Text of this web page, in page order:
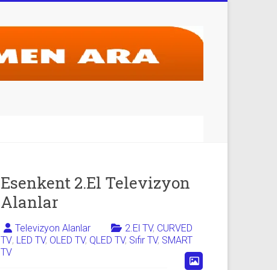
Esenkent 2.El Televizyon
Alanlar
Televizyon Alanlar 2.El TV, CURVED
TV, LED TV, OLED TV, QLED TV, Sıfır TV, SMART
TV